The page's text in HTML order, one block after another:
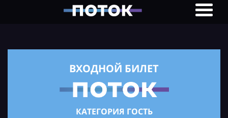
ВХОДНОЙ БИЛЕТ
КАТЕГОРИЯ ГОСТЬ